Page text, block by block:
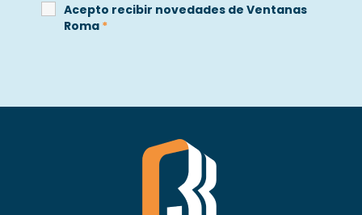
Acepto recibir novedades de Ventanas
Roma *